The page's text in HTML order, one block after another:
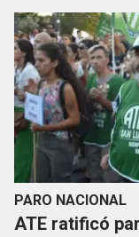
PARO NACIONAL
ATE ratificó